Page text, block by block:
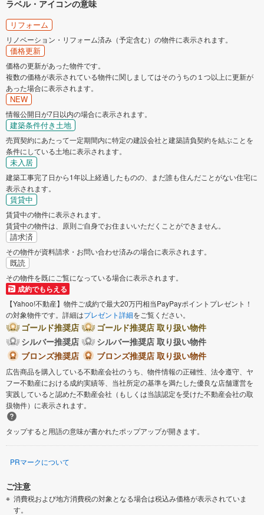
ラベル・アイコンの意味
リフォーム
リノベーション・リフォーム済み（予定含む）の物件に表示されます。
価格更新
価格の更新があった物件です。
複数の価格が表示されている物件に関しましてはそのうちの１つ以上に更新が
あった場合に表示されます。
NEW
情報公開日が7日以内の場合に表示されます。
建築条件付き土地
売買契約にあたって一定期間内に特定の建設会社と建築請負契約を結ぶことを
条件にしている土地に表示されます。
未入居
建築工事完了日から1年以上経過したものの、まだ誰も住んだことがない住宅に
表示されます。
賃貸中
賃貸中の物件に表示されます。
賃貸中の物件は、原則ご自身でお住まいいただくことができません。
請求済
その物件が資料請求・お問い合わせ済みの場合に表示されます。
既読
その物件を既にご覧になっている場合に表示されます。
成約でもらえる
【Yahoo!不動産】物件ご成約で最大20万円相当PayPayポイントプレゼント！
の対象物件です。詳細はプレゼント詳細をご覧ください。
ゴールド推奨店
ゴールド推奨店 取り扱い物件
シルバー推奨店
シルバー推奨店 取り扱い物件
ブロンズ推奨店
ブロンズ推奨店 取り扱い物件
広告商品を購入している不動産会社のうち、物件情報の正確性、法令遵守、ヤ
フー不動産における成約実績等、当社所定の基準を満たした優良な店舗運営を
実践していると認めた不動産会社（もしくは当該認定を受けた不動産会社の取
扱物件）に表示されます。
タップすると用語の意味が書かれたポップアップが開きます。
PRマークについて
ご注意
消費税および地方消費税の対象となる場合は税込み価格が表示されていま
す。